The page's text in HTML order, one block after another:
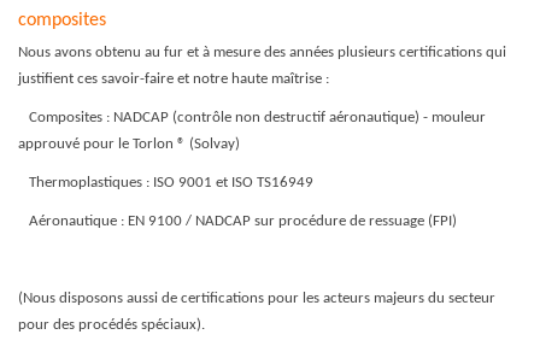
composites
Nous avons obtenu au fur et à mesure des années plusieurs certifications qui
justifient ces savoir-faire et notre haute maîtrise :
Composites : NADCAP (contrôle non destructif aéronautique) - mouleur
approuvé pour le Torlon ® (Solvay)
Thermoplastiques : ISO 9001 et ISO TS16949
Aéronautique : EN 9100 / NADCAP sur procédure de ressuage (FPI)
(Nous disposons aussi de certifications pour les acteurs majeurs du secteur
pour des procédés spéciaux).